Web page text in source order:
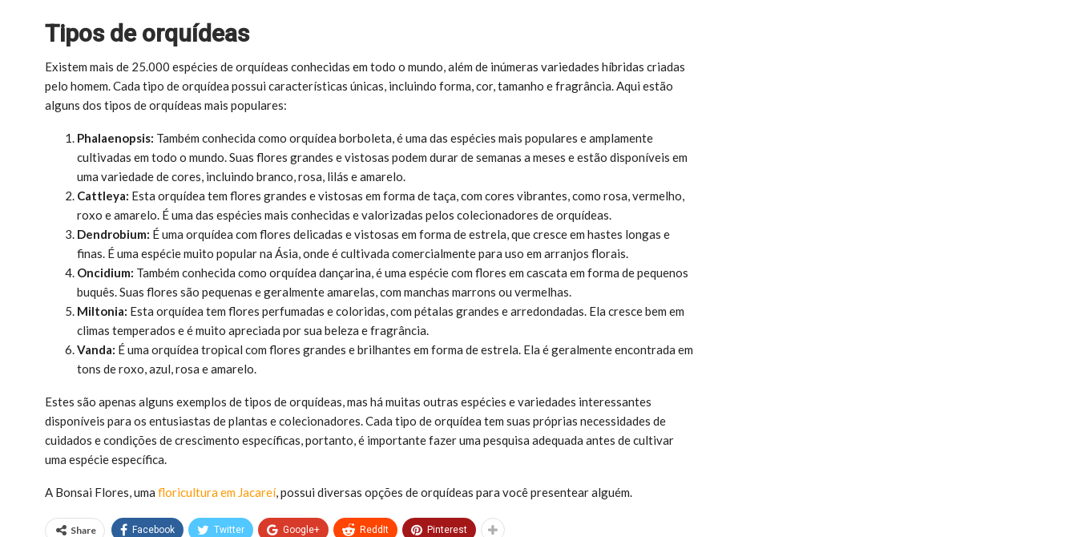
Tipos de orquídeas
Existem mais de 25.000 espécies de orquídeas conhecidas em todo o mundo, além de inúmeras variedades híbridas criadas
pelo homem. Cada tipo de orquídea possui características únicas, incluindo forma, cor, tamanho e fragrância. Aqui estão
alguns dos tipos de orquídeas mais populares:
Phalaenopsis: Também conhecida como orquídea borboleta, é uma das espécies mais populares e amplamente
cultivadas em todo o mundo. Suas flores grandes e vistosas podem durar de semanas a meses e estão disponíveis em
uma variedade de cores, incluindo branco, rosa, lilás e amarelo.
Cattleya: Esta orquídea tem flores grandes e vistosas em forma de taça, com cores vibrantes, como rosa, vermelho,
roxo e amarelo. É uma das espécies mais conhecidas e valorizadas pelos colecionadores de orquídeas.
Dendrobium: É uma orquídea com flores delicadas e vistosas em forma de estrela, que cresce em hastes longas e
finas. É uma espécie muito popular na Ásia, onde é cultivada comercialmente para uso em arranjos florais.
Oncidium: Também conhecida como orquídea dançarina, é uma espécie com flores em cascata em forma de pequenos
buquês. Suas flores são pequenas e geralmente amarelas, com manchas marrons ou vermelhas.
Miltonia: Esta orquídea tem flores perfumadas e coloridas, com pétalas grandes e arredondadas. Ela cresce bem em
climas temperados e é muito apreciada por sua beleza e fragrância.
Vanda: É uma orquídea tropical com flores grandes e brilhantes em forma de estrela. Ela é geralmente encontrada em
tons de roxo, azul, rosa e amarelo.
Estes são apenas alguns exemplos de tipos de orquídeas, mas há muitas outras espécies e variedades interessantes
disponíveis para os entusiastas de plantas e colecionadores. Cada tipo de orquídea tem suas próprias necessidades de
cuidados e condições de crescimento específicas, portanto, é importante fazer uma pesquisa adequada antes de cultivar
uma espécie específica.
A Bonsai Flores, uma floricultura em Jacareí, possui diversas opções de orquídeas para você presentear alguém.
Share Facebook Twitter Google+ ReddIt Pinterest